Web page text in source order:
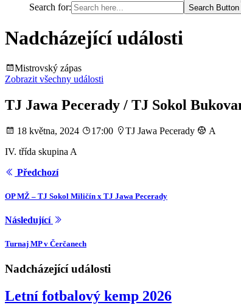
Search for: Search Button
Nadcházející události
Mistrovský zápas
Zobrazit všechny události
TJ Jawa Pecerady / TJ Sokol
18 května, 2024 17:00 TJ Jawa Pecerady
A
IV. třída skupina A
Předchozí
OP MŽ – TJ Sokol Miličín x TJ Jawa Pecerady
Následující
Turnaj MP v Čerčanech
Nadcházející události
Letní fotbalový kemp 2026